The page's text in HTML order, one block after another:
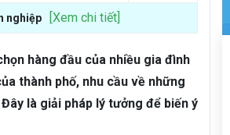
nghiệp [Xem chi tiết]
hàng đầu của nhiều gia đình
thành phố, nhu cầu về những
là giải pháp lý tưởng để biến ý